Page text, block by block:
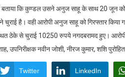
कि कुण्डल उसने अनुज साहू के साथ 20 जून को
है। वही आरोपी अनुज साहू को गिरफ्तार
ठेके से चुराई 10250 रुपये नगदबरामद हुए। आरोपी
उपनिरीक्षक नवीन जोशी, नीरज कुमार, शशि
Twitter LinkedIn